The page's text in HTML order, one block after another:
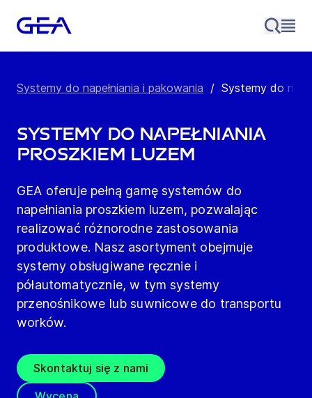
Systemy do napełniania i pakowania / Systemy do
Systemy do napełniania
proszkiem luzem
GEA oferuje pełną gamę systemów do
napełniania proszkiem luzem, pozwalając
realizować różnorodne zastosowania
produktowe. Nasz asortyment obejmuje
systemy obsługiwane ręcznie i
półautomatycznie, w tym systemy
przenośnikowe lub suwnicowe do transportu
worków.
Skontaktuj się z nami